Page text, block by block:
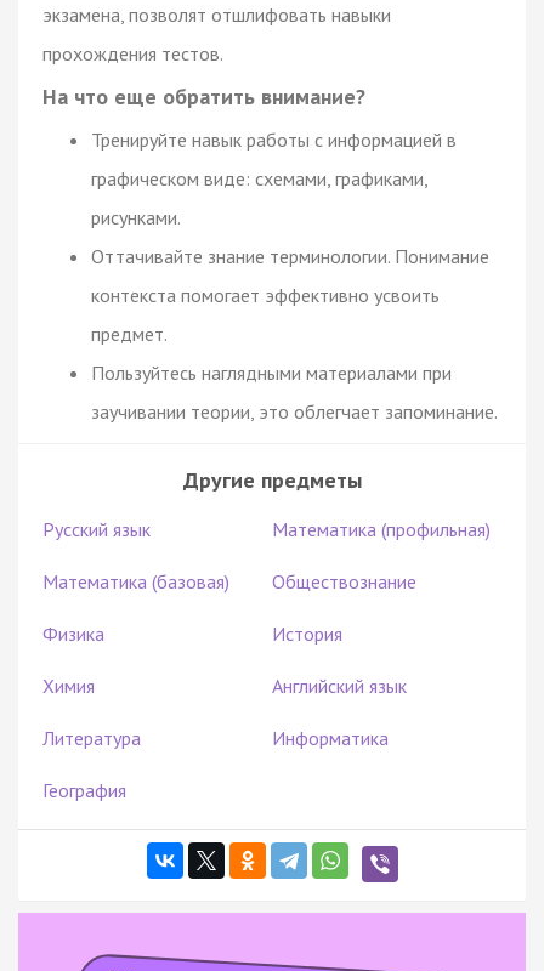
экзамена, позволят отшлифовать навыки
прохождения тестов.
На что еще обратить внимание?
Тренируйте навык работы с информацией в
графическом виде: схемами, графиками,
рисунками.
Оттачивайте знание терминологии. Понимание
контекста помогает эффективно усвоить
предмет.
Пользуйтесь наглядными материалами при
заучивании теории, это облегчает запоминание.
Другие предметы
Русский язык Математика (профильная)
Математика (базовая) Обществознание
Физика История
Химия Английский язык
Литература Информатика
География